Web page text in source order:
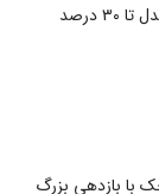
می‌تواند مصرف انرژی سرمایشی خانه را در ماه‌های معتدل تا ۳۰ درصد
با بازدهی بزرگ